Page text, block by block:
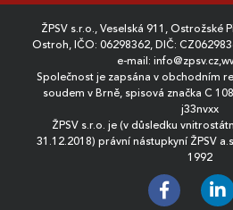
ŽPSV s.r.o., Veselská 911, Ostrožské
Ostroh, IČO: 06298362, DIČ:
e-mail: info@zpsv.cz,
Společnost je zapsána v obchodním
soudem v Brně, spisová značka C
j33nvxx
ŽPSV s.r.o. je (v důsledku
31.12.2018) právní nástupkyní ŽPSV
1992